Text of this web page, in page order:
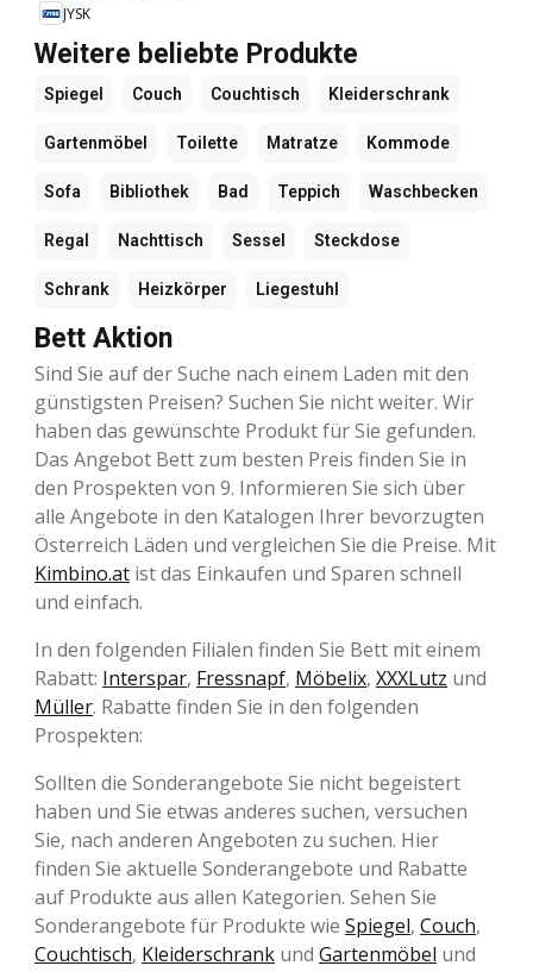
JYSK
Weitere beliebte Produkte
Spiegel Couch Couchtisch Kleiderschrank
Gartenmöbel Toilette Matratze Kommode
Sofa Bibliothek Bad Teppich Waschbecken
Regal Nachttisch Sessel Steckdose
Schrank Heizkörper Liegestuhl
Bett Aktion
Sind Sie auf der Suche nach einem Laden mit den
günstigsten Preisen? Suchen Sie nicht weiter. Wir
haben das gewünschte Produkt für Sie gefunden.
Das Angebot Bett zum besten Preis finden Sie in
den Prospekten von 9. Informieren Sie sich über
alle Angebote in den Katalogen Ihrer bevorzugten
Österreich Läden und vergleichen Sie die Preise. Mit
Kimbino.at ist das Einkaufen und Sparen schnell
und einfach.
In den folgenden Filialen finden Sie Bett mit einem
Rabatt: Interspar, Fressnapf, Möbelix, XXXLutz und
Müller. Rabatte finden Sie in den folgenden
Prospekten:
Sollten die Sonderangebote Sie nicht begeistert
haben und Sie etwas anderes suchen, versuchen
Sie, nach anderen Angeboten zu suchen. Hier
finden Sie aktuelle Sonderangebote und Rabatte
auf Produkte aus allen Kategorien. Sehen Sie
Sonderangebote für Produkte wie Spiegel, Couch,
Couchtisch, Kleiderschrank und Gartenmöbel und